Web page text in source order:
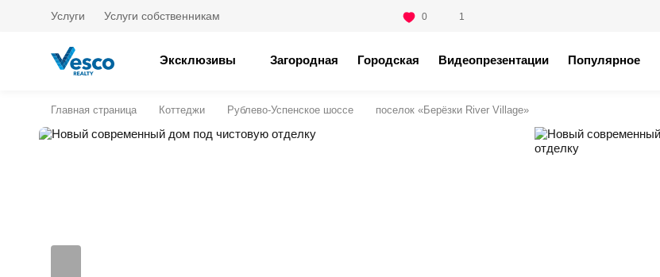
Услуги Услуги собственникам 0 1
Эксклюзивы Загородная Городская Видеопрезентации Популярное
Главная страница Коттеджи Рублево-Успенское шоссе поселок «Берёзки River Village»